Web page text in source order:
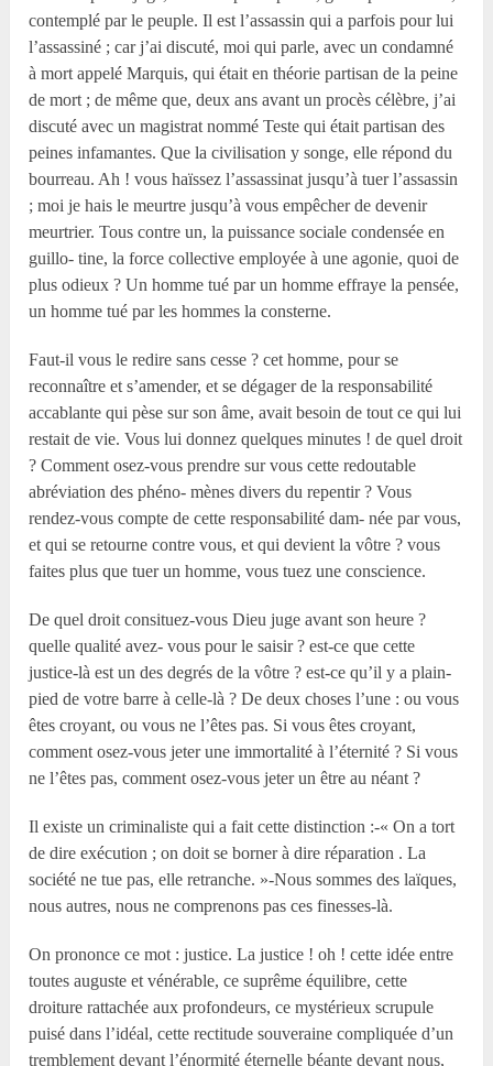
contemplé par le peuple. Il est l’assassin qui a parfois pour lui
l’assassiné ; car j’ai discuté, moi qui parle, avec un condamné
à mort appelé Marquis, qui était en théorie partisan de la peine
de mort ; de même que, deux ans avant un procès célèbre, j’ai
discuté avec un magistrat nommé Teste qui était partisan des
peines infamantes. Que la civilisation y songe, elle répond du
bourreau. Ah ! vous haïssez l’assassinat jusqu’à tuer l’assassin
; moi je hais le meurtre jusqu’à vous empêcher de devenir
meurtrier. Tous contre un, la puissance sociale condensée en
guillo- tine, la force collective employée à une agonie, quoi de
plus odieux ? Un homme tué par un homme effraye la pensée,
un homme tué par les hommes la consterne.
Faut-il vous le redire sans cesse ? cet homme, pour se
reconnaître et s’amender, et se dégager de la responsabilité
accablante qui pèse sur son âme, avait besoin de tout ce qui lui
restait de vie. Vous lui donnez quelques minutes ! de quel droit
? Comment osez-vous prendre sur vous cette redoutable
abréviation des phéno- mènes divers du repentir ? Vous
rendez-vous compte de cette responsabilité dam- née par vous,
et qui se retourne contre vous, et qui devient la vôtre ? vous
faites plus que tuer un homme, vous tuez une conscience.
De quel droit consituez-vous Dieu juge avant son heure ?
quelle qualité avez- vous pour le saisir ? est-ce que cette
justice-là est un des degrés de la vôtre ? est-ce qu’il y a plain-
pied de votre barre à celle-là ? De deux choses l’une : ou vous
êtes croyant, ou vous ne l’êtes pas. Si vous êtes croyant,
comment osez-vous jeter une immortalité à l’éternité ? Si vous
ne l’êtes pas, comment osez-vous jeter un être au néant ?
Il existe un criminaliste qui a fait cette distinction :-« On a tort
de dire exécution ; on doit se borner à dire réparation . La
société ne tue pas, elle retranche. »-Nous sommes des laïques,
nous autres, nous ne comprenons pas ces finesses-là.
On prononce ce mot : justice. La justice ! oh ! cette idée entre
toutes auguste et vénérable, ce suprême équilibre, cette
droiture rattachée aux profondeurs, ce mystérieux scrupule
puisé dans l’idéal, cette rectitude souveraine compliquée d’un
tremblement devant l’énormité éternelle béante devant nous,